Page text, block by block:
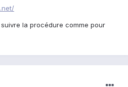
la procédure comme pour